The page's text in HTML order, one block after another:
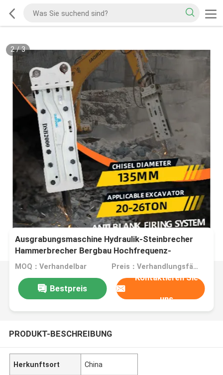
2/3
Ausgrabungsmaschine Hydraulik-Steinbrecher
Hammerbrecher Bergbau Hochfrequenz-
Vibrations-Hydraulikbrecher OEM-Fabrik
MOQ：Verhandelbar Preis：Verhandlungsfähig
Bestpreis
Kontaktieren Sie
uns
PRODUKT-BESCHREIBUNG
Herkunftsort China